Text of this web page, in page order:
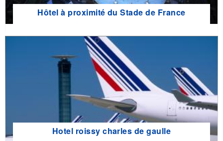
Hôtel à proximité du Stade de France
Hotel roissy charles de gaulle